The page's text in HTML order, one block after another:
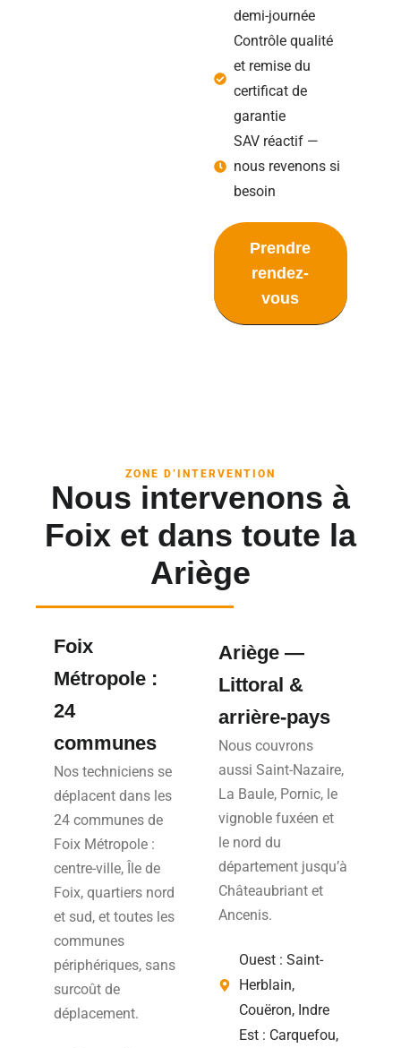
demi-journée
Contrôle qualité
et remise du
certificat de
garantie
SAV réactif —
nous revenons si
besoin
Prendre
rendez-
vous
ZONE D’INTERVENTION
Nous intervenons à
Foix et dans toute la
Ariège
Foix
Métropole :
24
communes
Nos techniciens se
déplacent dans les
24 communes de
Foix Métropole :
centre-ville, Île de
Foix, quartiers nord
et sud, et toutes les
communes
périphériques, sans
surcoût de
déplacement.
Ariège —
Littoral &
arrière-pays
Nous couvrons
aussi Saint-Nazaire,
La Baule, Pornic, le
vignoble fuxéen et
le nord du
département jusqu’à
Châteaubriant et
Ancenis.
Ouest : Saint-
Herblain,
Couëron, Indre
Est : Carquefou,